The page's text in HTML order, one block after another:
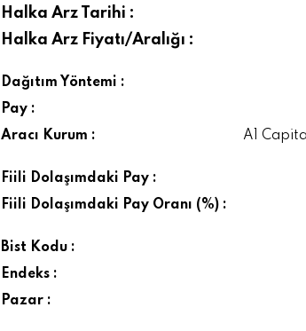
Halka Arz Tarihi :
Halka Arz Fiyatı/Aralığı :
Dağıtım Yöntemi :
Pay :
Aracı Kurum :
A1
Fiili Dolaşımdaki Pay :
Fiili Dolaşımdaki Pay Oranı (%) :
Bist Kodu :
Endeks :
Pazar :